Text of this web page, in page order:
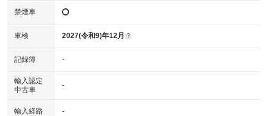
禁煙車
車検 2027(令和9)年12月 ?
記録簿 -
輸入認定
中古車
-
輸入経路 -